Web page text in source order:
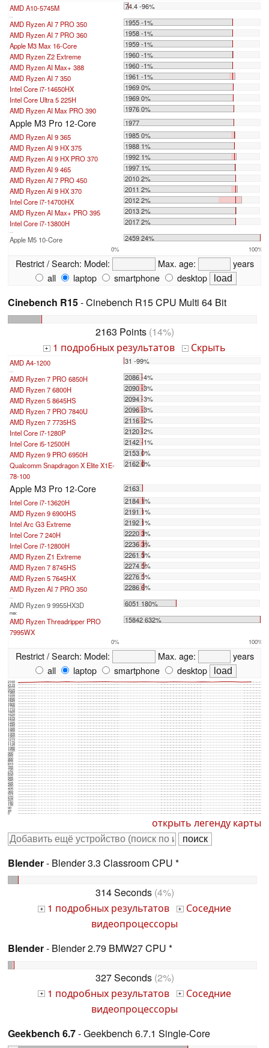
AMD A10-5745M 74.4 -96%
...
AMD Ryzen AI 7 PRO 350
1955 -1%
AMD Ryzen AI 7 PRO 360
1958 -1%
Apple M3 Max 16-Core
1959 -1%
AMD Ryzen Z2 Extreme
1960 -1%
AMD Ryzen AI Max+ 388
1960 -1%
AMD Ryzen AI 7 350
1961 -1%
Intel Core i7-14650HX
1969 0%
Intel Core Ultra 5 225H
1969 0%
AMD Ryzen AI Max PRO 390
1976 0%
Apple M3 Pro 12-Core
1977
AMD Ryzen AI 9 365
1985 0%
AMD Ryzen AI 9 HX 375
1988 1%
AMD Ryzen AI 9 HX PRO 370
1992 1%
AMD Ryzen AI 9 465
1997 1%
AMD Ryzen AI 7 PRO 450
2010 2%
AMD Ryzen AI 9 HX 370
2011 2%
Intel Core i7-14700HX
2012 2%
AMD Ryzen AI Max+ PRO 395
2013 2%
Intel Core i7-13800H
2017 2%
...
Apple M5 10-Core 2459 24%
0% 100%
Restrict / Search: Model: Max. age:
years
all
laptop smartphone desktop
Cinebench R15- Cinebench R15 CPU Multi 64 Bit
2163 Points(14%)
+ 1 подробных результатов - Скрыть
AMD A4-1200 31 -99%
AMD Ryzen 7 PRO 6850H
2086 -4%
AMD Ryzen 7 6800H
2090 -3%
AMD Ryzen 5 8645HS
2094 -3%
AMD Ryzen 7 PRO 7840U
2096 -3%
AMD Ryzen 7 7735HS
2116 -2%
Intel Core i7-1280P
2120 -2%
Intel Core i5-12500H
2142 -1%
AMD Ryzen 9 PRO 6950H
2153 0%
Qualcomm Snapdragon X Elite X1E-
78-100
2162 0%
Apple M3 Pro 12-Core
2163
Intel Core i7-13620H
2184 1%
AMD Ryzen 9 6900HS
2191 1%
Intel Arc G3 Extreme
2192 1%
Intel Core 7 240H
2220 3%
Intel Core i7-12800H
2236 3%
AMD Ryzen Z1 Extreme
2261 5%
AMD Ryzen 7 8745HS
2274 5%
AMD Ryzen 5 7645HX
2276 5%
AMD Ryzen AI 7 PRO 350
2286 6%
AMD Ryzen 9 9955HX3D 6051 180%
max:
AMD Ryzen Threadripper PRO
7995WX
15842 632%
0% 100%
Restrict / Search: Model: Max. age:
years
all
laptop smartphone desktop
0
45
90
135
180
225
270
315
360
405
450
495
540
585
630
675
720
765
810
855
900
945
990
1035
1080
1125
1170
1215
1260
1305
1350
1395
1440
1485
1530
1575
1620
1665
1710
1755
1800
1845
1890
1935
1980
2025
2070
2115
2160
открыть легенду карты
Blender- Blender 3.3 Classroom CPU *
314 Seconds(4%)
+ 1 подробных результатов + Соседние
видеопроцессоры
Blender- Blender 2.79 BMW27 CPU *
327 Seconds(2%)
+ 1 подробных результатов + Соседние
видеопроцессоры
Geekbench 6.7- Geekbench 6.7.1 Single-Core